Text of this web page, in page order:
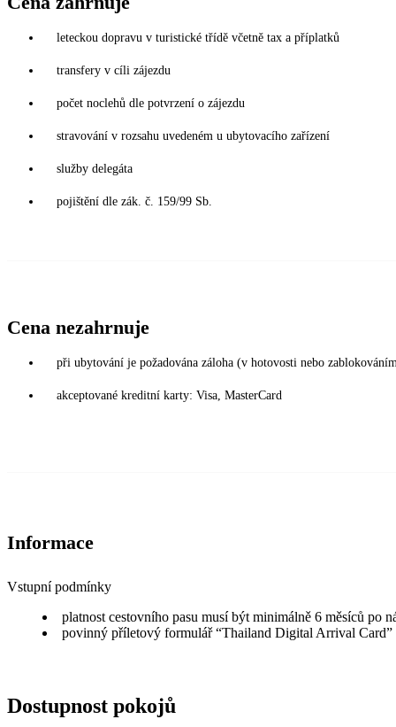
leteckou dopravu v turistické třídě včetně tax a příplatků
transfery v cíli zájezdu
počet noclehů dle potvrzení o zájezdu
stravování v rozsahu uvedeném u ubytovacího zařízení
služby delegáta
pojištění dle zák. č. 159/99 Sb.
Cena nezahrnuje
při ubytování je požadována záloha (v hotovosti nebo
akceptované kreditní karty: Visa, MasterCard
Informace
Vstupní podmínky
platnost cestovního pasu musí být minimálně 6 měsíců po
povinný příletový formulář “Thailand Digital Arrival Card”
Dostupnost pokojů